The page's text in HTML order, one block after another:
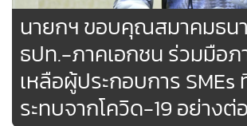
นายกฯ ขอบคุณสมาคมธน
ธปท.-ภาคเอกชน ร่วมมือ
เหลือผู้ประกอบการ
ระทบจากโควิด-19 อย่างต่